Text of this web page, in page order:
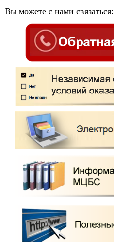
Вы можете с нами связаться: